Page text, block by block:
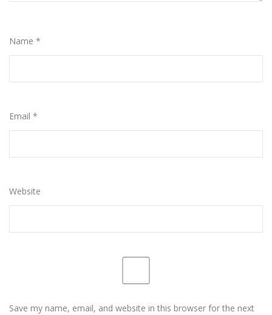
Name *
Email *
Website
Save my name, email, and website in this browser for the next